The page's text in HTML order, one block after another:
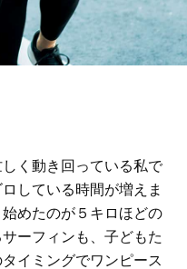
く動き回っている私で
している時間が増えま
めたのが５キロほどの
ーフィンも、子どもた
イミングでワンピース